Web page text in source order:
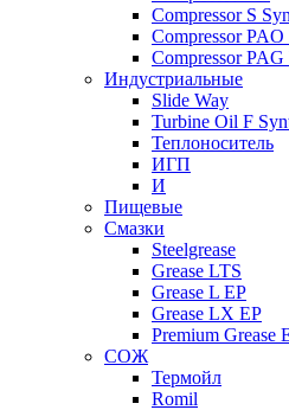
Compressor S
Compressor
Compressor
Индустриальные
Slide Way
Turbine Oil F
Теплоноситель
ИГП
И
Пищевые
Смазки
Steelgrease
Grease LTS
Grease L EP
Grease LX EP
Premium Grease
СОЖ
Термойл
Romil